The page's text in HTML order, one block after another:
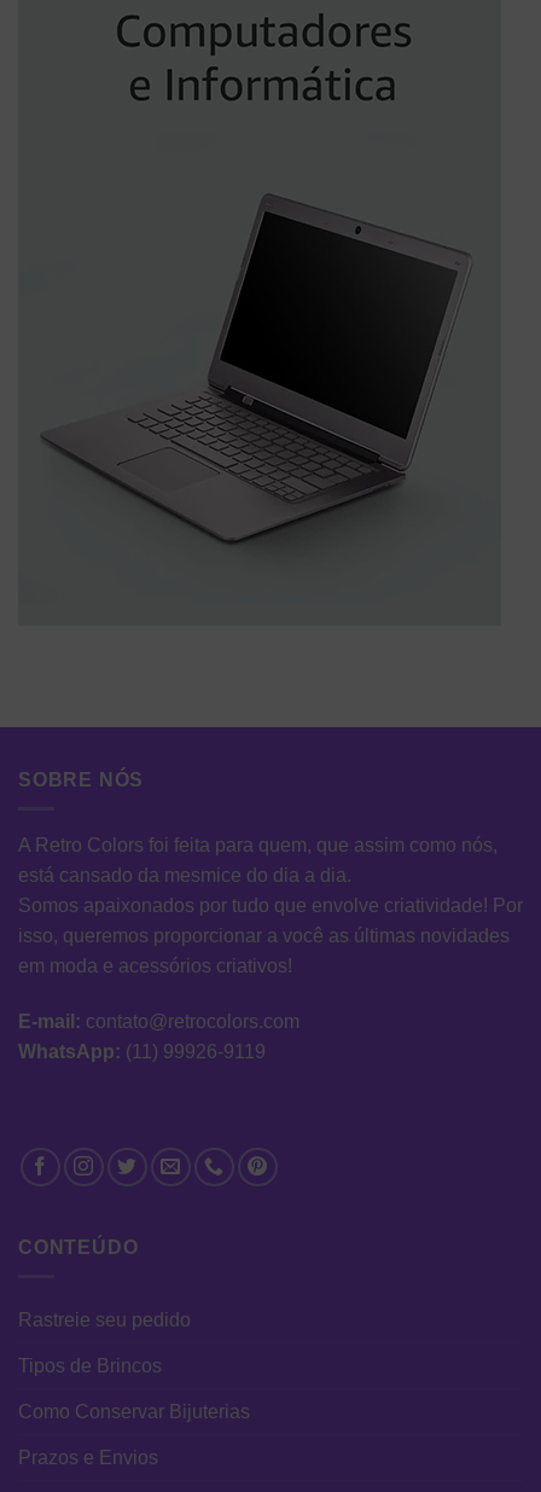
SOBRE NÓS
A Retro Colors foi feita para quem, que assim como nós,
está cansado da mesmice do dia a dia.
Somos apaixonados por tudo que envolve criatividade! Por
isso, queremos proporcionar a você as últimas novidades
em moda e acessórios criativos!
E-mail: contato@retrocolors.com
WhatsApp: (11) 99926-9119
CONTEÚDO
Rastreie seu pedido
Tipos de Brincos
Como Conservar Bijuterias
Prazos e Envios